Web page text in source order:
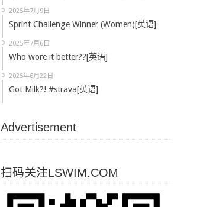
2025年7月9日
Sprint Challenge Winner (Women)[英语]
2025年7月6日
Who wore it better??[英语]
2025年6月22日
Got Milk?! #strava[英语]
Advertisement
扫码关注LSWIM.COM